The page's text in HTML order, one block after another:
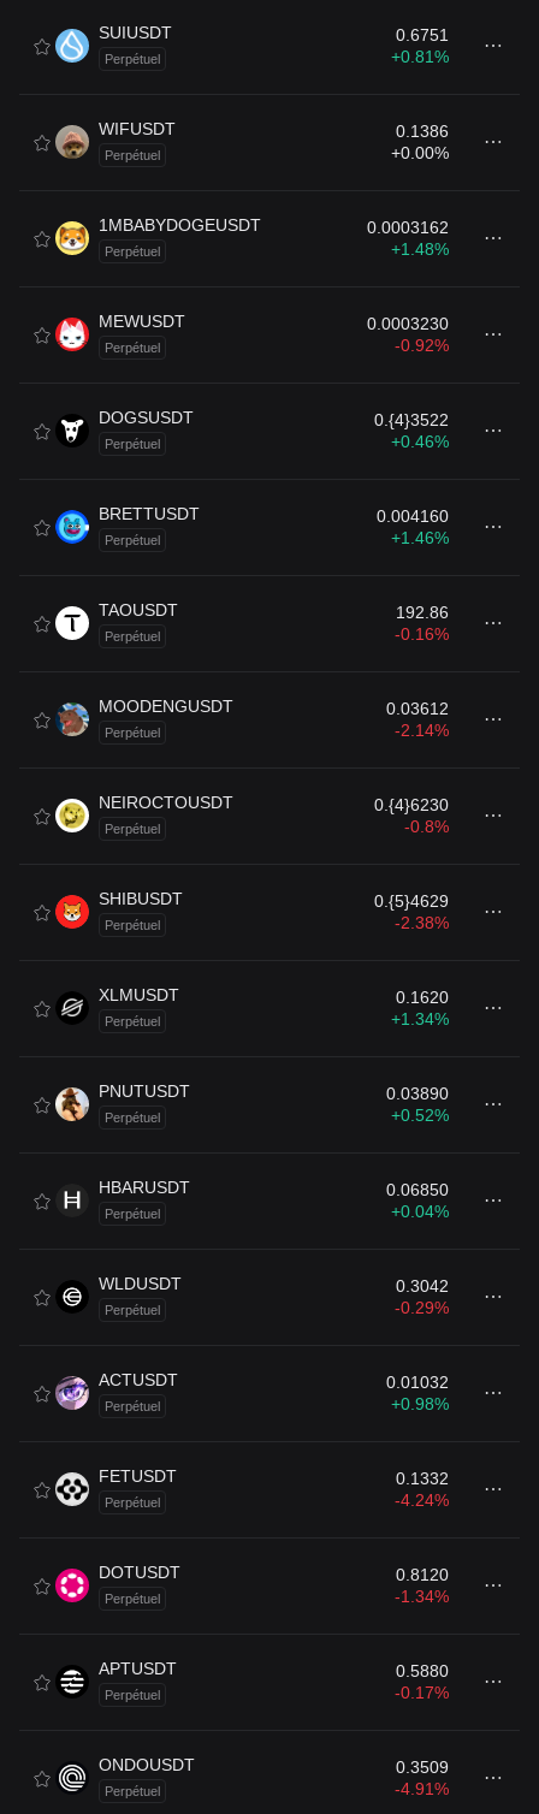
SUIUSDT
Perpétuel
0.6751
+0.81%
WIFUSDT
Perpétuel
0.1386
+0.00%
1MBABYDOGEUSDT
Perpétuel
0.0003162
+1.48%
MEWUSDT
Perpétuel
0.0003230
-0.92%
DOGSUSDT
Perpétuel
0.{4}3522
+0.46%
BRETTUSDT
Perpétuel
0.004160
+1.46%
TAOUSDT
Perpétuel
192.86
-0.16%
MOODENGUSDT
Perpétuel
0.03612
-2.14%
NEIROCTOUSDT
Perpétuel
0.{4}6230
-0.8%
SHIBUSDT
Perpétuel
0.{5}4629
-2.38%
XLMUSDT
Perpétuel
0.1620
+1.34%
PNUTUSDT
Perpétuel
0.03890
+0.52%
HBARUSDT
Perpétuel
0.06850
+0.04%
WLDUSDT
Perpétuel
0.3042
-0.29%
ACTUSDT
Perpétuel
0.01032
+0.98%
FETUSDT
Perpétuel
0.1332
-4.24%
DOTUSDT
Perpétuel
0.8120
-1.34%
APTUSDT
Perpétuel
0.5880
-0.17%
ONDOUSDT
Perpétuel
0.3509
-4.91%